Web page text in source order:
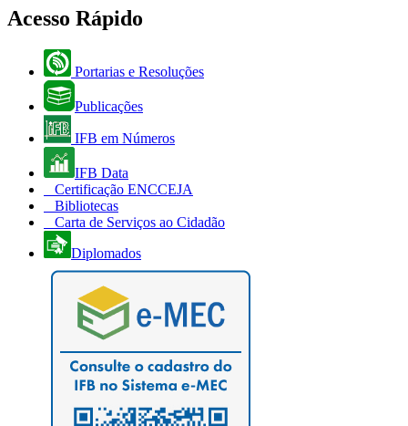
Acesso Rápido
Portarias e Resoluções
Publicações
IFB em Números
IFB Data
Certificação ENCCEJA
Bibliotecas
Carta de Serviços ao Cidadão
Diplomados